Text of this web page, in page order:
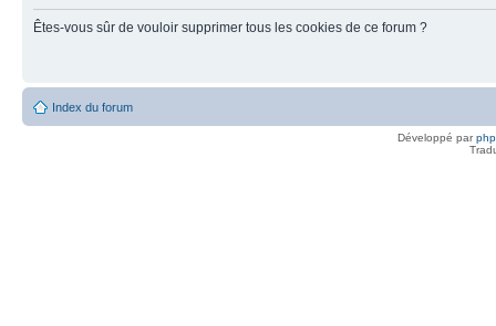
Êtes-vous sûr de vouloir supprimer tous les cookies de ce forum ?
Index du forum
Développé par